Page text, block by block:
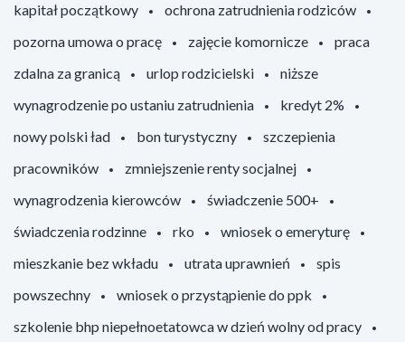
kapitał początkowy
ochrona zatrudnienia rodziców
pozorna umowa o pracę
zajęcie komornicze
praca
zdalna za granicą
urlop rodzicielski
niższe
wynagrodzenie po ustaniu zatrudnienia
kredyt 2%
nowy polski ład
bon turystyczny
szczepienia
pracowników
zmniejszenie renty socjalnej
wynagrodzenia kierowców
świadczenie 500+
świadczenia rodzinne
rko
wniosek o emeryturę
mieszkanie bez wkładu
utrata uprawnień
spis
powszechny
wniosek o przystąpienie do ppk
szkolenie bhp niepełnoetatowca w dzień wolny od pracy